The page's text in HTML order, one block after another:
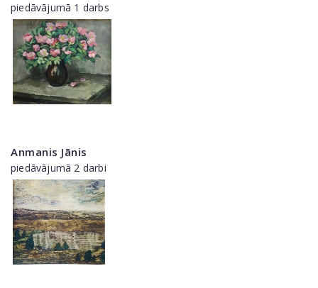
piedāvājumā 1 darbs
Anmanis Jānis
piedāvājumā 2 darbi